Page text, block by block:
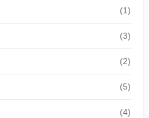
(1)
(3)
(2)
(5)
(4)